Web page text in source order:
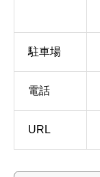
駐車場
電話
URL